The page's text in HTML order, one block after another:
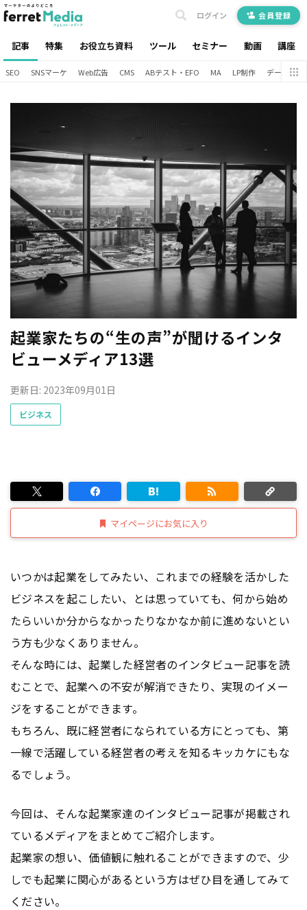
記事 特集 お役立ち資料 ツール セミナー 動画 講座
ログイン 会員登録
SEO SNSマーケ Web広告 CMS ABテスト・EFO MA LP制作 データ分析
起業家たちの“生の声”が聞けるインタ
ビューメディア13選
更新日: 2023年09月01日
ビジネス
マイページにお気に入り
いつかは起業をしてみたい、これまでの経験を活かした
ビジネスを起こしたい、とは思っていても、何から始め
たらいいか分からなかったりなかなか前に進めないとい
う方も少なくありません。
そんな時には、起業した経営者のインタビュー記事を読
むことで、起業への不安が解消できたり、実現のイメー
ジをすることができます。
もちろん、既に経営者になられている方にとっても、第
一線で活躍している経営者の考えを知るキッカケにもな
るでしょう。
今回は、そんな起業家達のインタビュー記事が掲載され
ているメディアをまとめてご紹介します。
起業家の想い、価値観に触れることができますので、少
しでも起業に関心があるという方はぜひ目を通してみて
ください。